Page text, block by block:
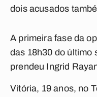
dois acusados
A primeira fase da
das 18h30 do último
prendeu Ingrid
Vitória, 19 anos, no